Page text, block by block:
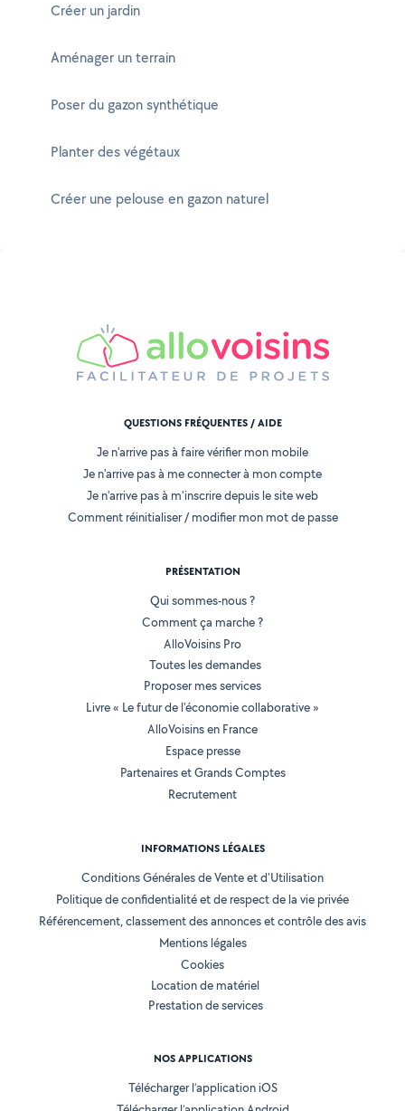
Créer un jardin
Aménager un terrain
Poser du gazon synthétique
Planter des végétaux
Créer une pelouse en gazon naturel
QUESTIONS FRÉQUENTES / AIDE
Je n'arrive pas à faire vérifier mon mobile
Je n'arrive pas à me connecter à mon compte
Je n'arrive pas à m'inscrire depuis le site web
Comment réinitialiser / modifier mon mot de passe
PRÉSENTATION
Qui sommes-nous ?
Comment ça marche ?
AlloVoisins Pro
Toutes les demandes
Proposer mes services
Livre « Le futur de l'économie collaborative »
AlloVoisins en France
Espace presse
Partenaires et Grands Comptes
Recrutement
INFORMATIONS LÉGALES
Conditions Générales de Vente et d'Utilisation
Politique de confidentialité et de respect de la vie privée
Référencement, classement des annonces et contrôle des avis
Mentions légales
Cookies
Location de matériel
Prestation de services
NOS APPLICATIONS
Télécharger l’application iOS